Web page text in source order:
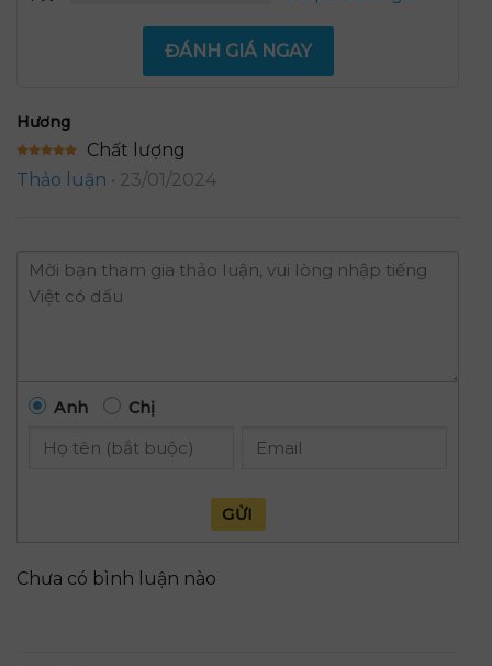
ĐÁNH GIÁ NGAY
Hương
hạng55
Chất lượng
Thảo luận • 23/01/2024
Anh Chị
GỬI
Chưa có bình luận nào